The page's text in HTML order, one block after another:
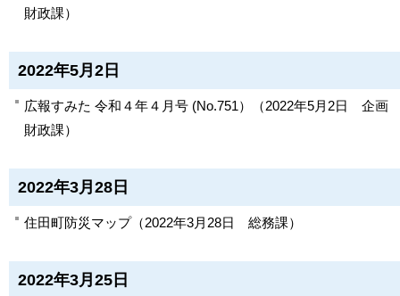
財政課）
2022年5月2日
広報すみた 令和４年４月号 (No.751） （2022年5月2日
企画
財政課）
2022年3月28日
住田町防災マップ（2022年3月28日 総務課）
2022年3月25日